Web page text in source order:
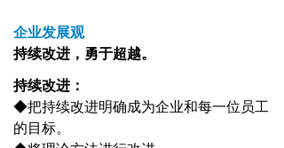
企业发展观
持续改进，勇于超越。
持续改进：
◆把持续改进明确成为企业和每一位员工
的目标。